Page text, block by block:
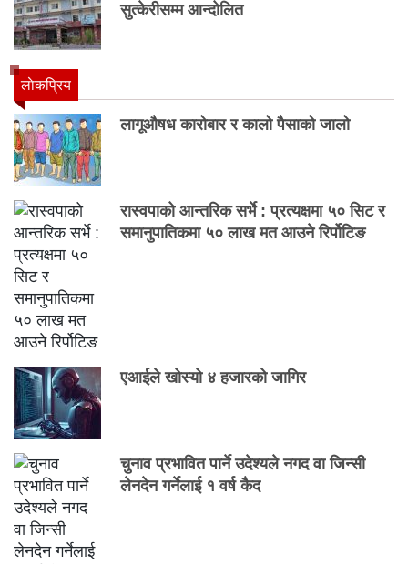
सुत्केरीसम्म आन्दोलित
लाेकप्रिय
लागूऔषध कारोबार र कालो पैसाको जालो
रास्वपाको आन्तरिक सर्भे : प्रत्यक्षमा ५० सिट र
समानुपातिकमा ५० लाख मत आउने रिर्पोटिङ
एआईले खोस्यो ४ हजारको जागिर
चुनाव प्रभावित पार्ने उदेश्यले नगद वा जिन्सी
लेनदेन गर्नेलाई १ वर्ष कैद